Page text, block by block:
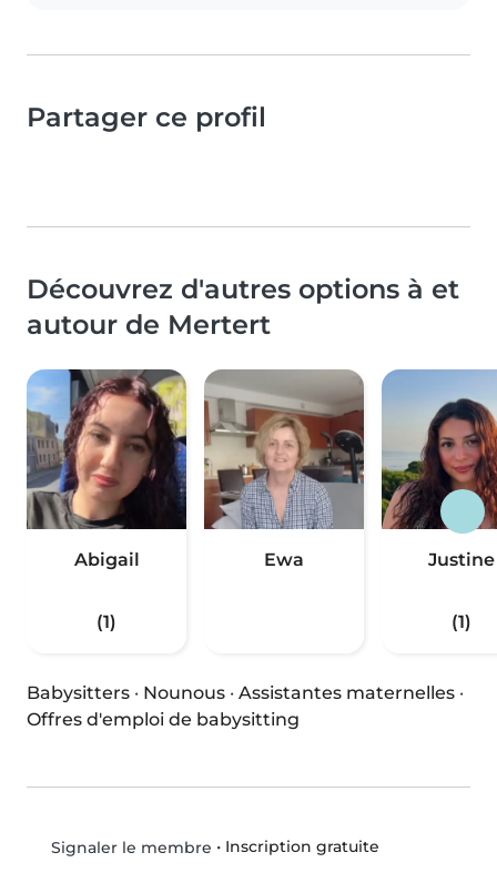
Partager ce profil
Découvrez d'autres options à et
autour de Mertert
Abigail
(1)
Ewa Justine
(1)
Babysitters · Nounous · Assistantes maternelles ·
Offres d'emploi de babysitting
Signaler le membre • Inscription gratuite